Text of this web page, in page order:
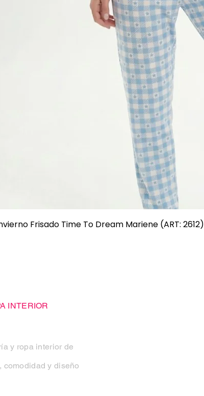
Vista rápida
Frisado Time To Dream Mariene (ART: 2612)
INTERIOR
y ropa interior de
comodidad y diseño